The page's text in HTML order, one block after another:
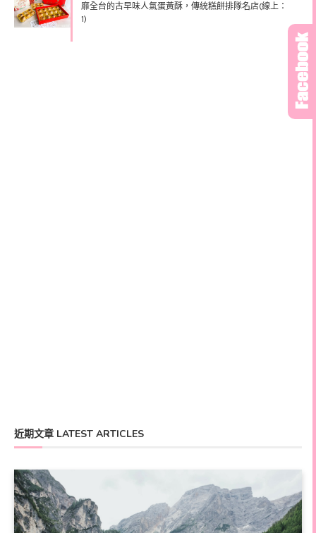
靡全台的古早味人氣蛋黃酥，傳統糕餅排隊名店(線上：
1)
近期文章 LATEST ARTICLES